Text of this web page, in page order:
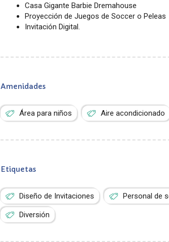
Casa Gigante Barbie Dremahouse
Proyección de Juegos de Soccer o Peleas
Invitación Digital.
Amenidades
Área para niños Aire acondicionado
Etiquetas
Diseño de Invitaciones Personal de
Diversión